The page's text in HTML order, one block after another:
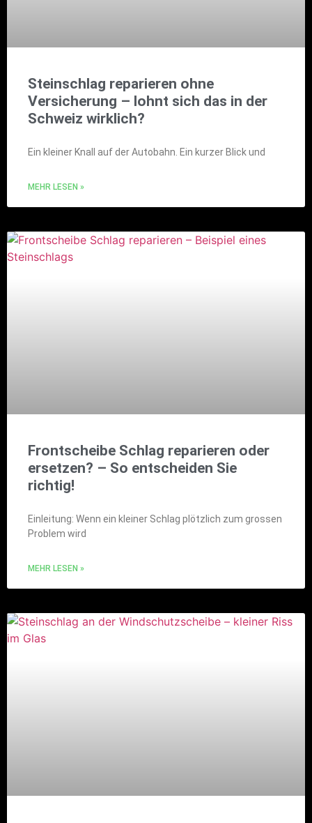
Steinschlag reparieren ohne
Versicherung – lohnt sich das in der
Schweiz wirklich?
Ein kleiner Knall auf der Autobahn. Ein kurzer Blick und
MEHR LESEN »
Frontscheibe Schlag reparieren oder
ersetzen? – So entscheiden Sie
richtig!
Einleitung: Wenn ein kleiner Schlag plötzlich zum grossen
Problem wird
MEHR LESEN »